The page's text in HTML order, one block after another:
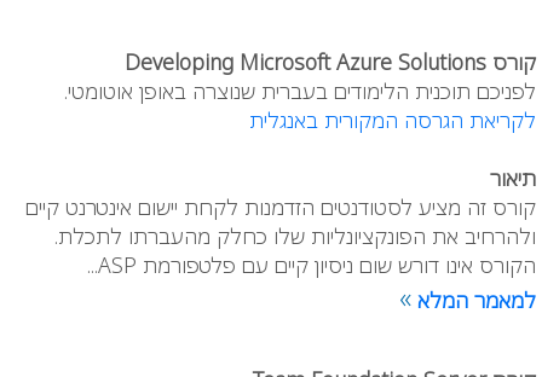
קורס Developing Microsoft Azure Solutions
לפניכם תוכנית הלימודים בעברית שנוצרה באופן אוטומטי.
לקריאת הגרסה המקורית באנגלית
תיאור
קורס זה מציע לסטודנטים הזדמנות לקחת יישום אינטרנט קיים
ולהרחיב את הפונקציונליות שלו כחלק מהעברתו לתכלת.
הקורס אינו דורש שום ניסיון קיים עם פלטפורמת ASP...
למאמר המלא »